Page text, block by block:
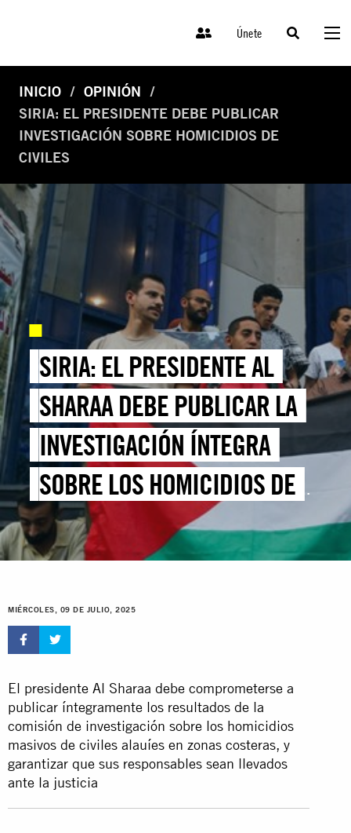
Únete
INICIO
OPINIÓN
SIRIA: EL PRESIDENTE DEBE PUBLICAR
INVESTIGACIÓN SOBRE HOMICIDIOS DE
CIVILES
SIRIA: EL PRESIDENTE AL
SHARAA DEBE PUBLICAR LA
INVESTIGACIÓN ÍNTEGRA
SOBRE LOS HOMICIDIOS DE
CIVILES
MIÉRCOLES, 09 DE JULIO, 2025
El presidente Al Sharaa debe comprometerse a
publicar íntegramente los resultados de la
comisión de investigación sobre los homicidios
masivos de civiles alauíes en zonas costeras, y
garantizar que sus responsables sean llevados
ante la justicia